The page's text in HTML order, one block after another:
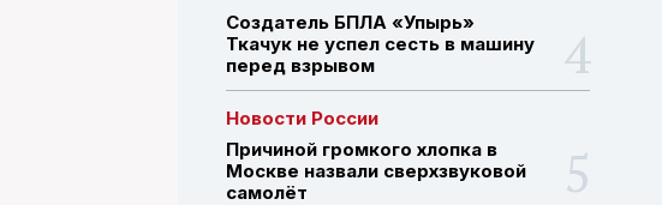
Создатель БПЛА «Упырь»
Ткачук не успел сесть в машину
перед взрывом
Новости России
Причиной громкого хлопка в
Москве назвали сверхзвуковой
самолёт